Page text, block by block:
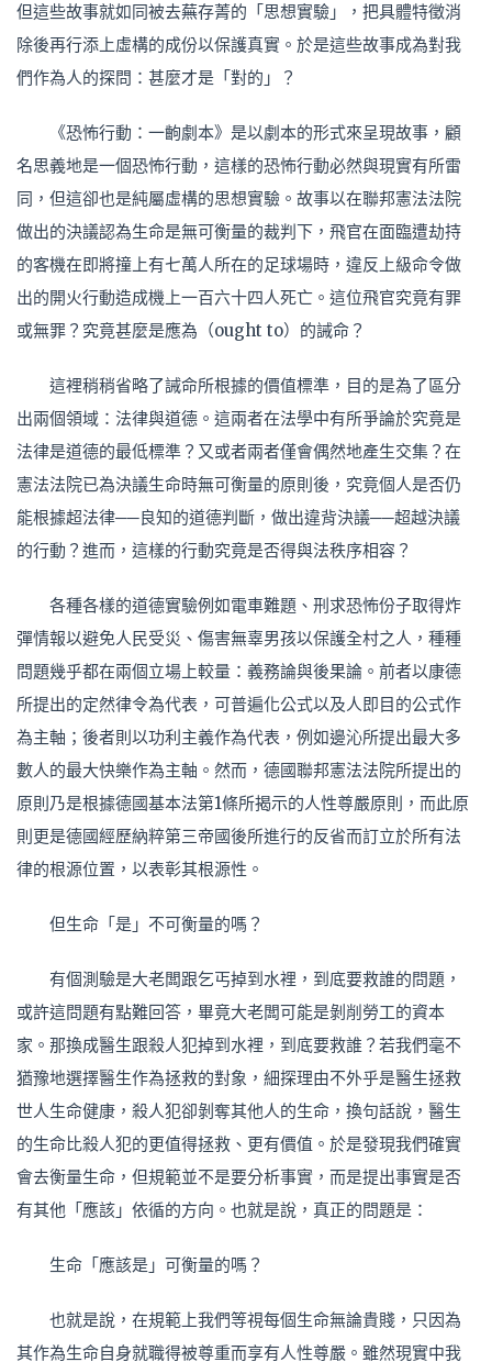
但這些故事就如同被去蕪存菁的「思想實驗」，把具體特徵消
除後再行添上虛構的成份以保護真實。於是這些故事成為對我
們作為人的探問：甚麼才是「對的」？
《恐怖行動：一齣劇本》是以劇本的形式來呈現故事，顧
名思義地是一個恐怖行動，這樣的恐怖行動必然與現實有所雷
同，但這卻也是純屬虛構的思想實驗。故事以在聯邦憲法法院
做出的決議認為生命是無可衡量的裁判下，飛官在面臨遭劫持
的客機在即將撞上有七萬人所在的足球場時，違反上級命令做
出的開火行動造成機上一百六十四人死亡。這位飛官究竟有罪
或無罪？究竟甚麼是應為（ought to）的誡命？
這裡稍稍省略了誡命所根據的價值標準，目的是為了區分
出兩個領域：法律與道德。這兩者在法學中有所爭論於究竟是
法律是道德的最低標準？又或者兩者僅會偶然地產生交集？在
憲法法院已為決議生命時無可衡量的原則後，究竟個人是否仍
能根據超法律──良知的道德判斷，做出違背決議──超越決議
的行動？進而，這樣的行動究竟是否得與法秩序相容？
各種各樣的道德實驗例如電車難題、刑求恐怖份子取得炸
彈情報以避免人民受災、傷害無辜男孩以保護全村之人，種種
問題幾乎都在兩個立場上較量：義務論與後果論。前者以康德
所提出的定然律令為代表，可普遍化公式以及人即目的公式作
為主軸；後者則以功利主義作為代表，例如邊沁所提出最大多
數人的最大快樂作為主軸。然而，德國聯邦憲法法院所提出的
原則乃是根據德國基本法第1條所揭示的人性尊嚴原則，而此原
則更是德國經歷納粹第三帝國後所進行的反省而訂立於所有法
律的根源位置，以表彰其根源性。
但生命「是」不可衡量的嗎？
有個測驗是大老闆跟乞丐掉到水裡，到底要救誰的問題，
或許這問題有點難回答，畢竟大老闆可能是剝削勞工的資本
家。那換成醫生跟殺人犯掉到水裡，到底要救誰？若我們毫不
猶豫地選擇醫生作為拯救的對象，細探理由不外乎是醫生拯救
世人生命健康，殺人犯卻剝奪其他人的生命，換句話說，醫生
的生命比殺人犯的更值得拯救、更有價值。於是發現我們確實
會去衡量生命，但規範並不是要分析事實，而是提出事實是否
有其他「應該」依循的方向。也就是說，真正的問題是：
生命「應該是」可衡量的嗎？
也就是說，在規範上我們等視每個生命無論貴賤，只因為
其作為生命自身就職得被尊重而享有人性尊嚴。雖然現實中我